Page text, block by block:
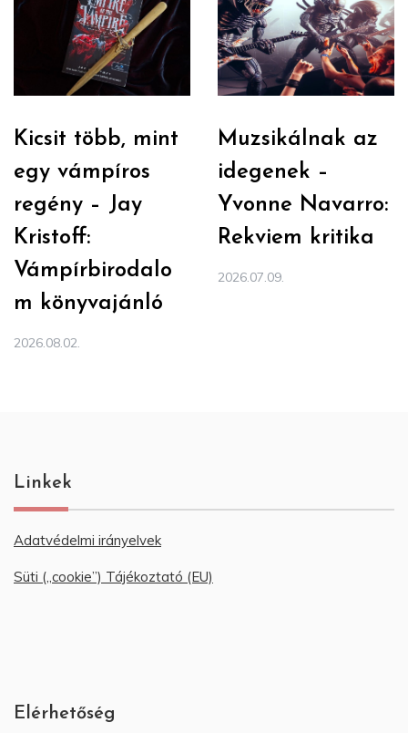
Kicsit több, mint
egy vámpíros
regény – Jay
Kristoff:
Vámpírbirodalo
m könyvajánló
2026.08.02.
Muzsikálnak az
idegenek –
Yvonne Navarro:
Rekviem kritika
2026.07.09.
Linkek
Adatvédelmi irányelvek
Süti („cookie”) Tájékoztató (EU)
Elérhetőség